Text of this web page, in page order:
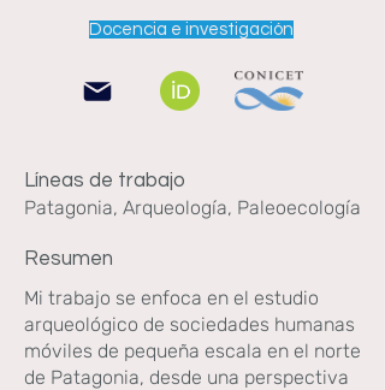
Docencia e investigación
Líneas de trabajo
Patagonia, Arqueología, Paleoecología
Resumen
Mi trabajo se enfoca en el estudio
arqueológico de sociedades humanas
móviles de pequeña escala en el norte
de Patagonia, desde una perspectiva